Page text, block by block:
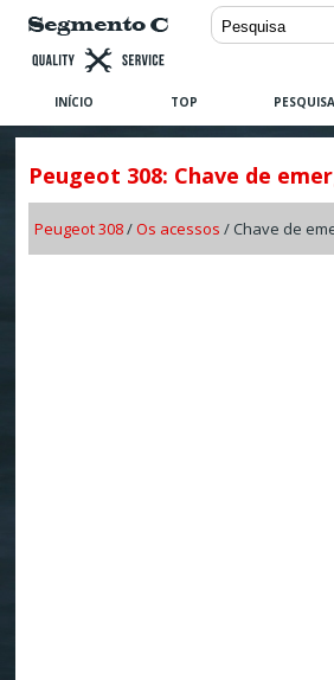
INÍCIO TOP PESQUISA
Peugeot 308: Chave de
Peugeot 308/Os acessos / Chave de